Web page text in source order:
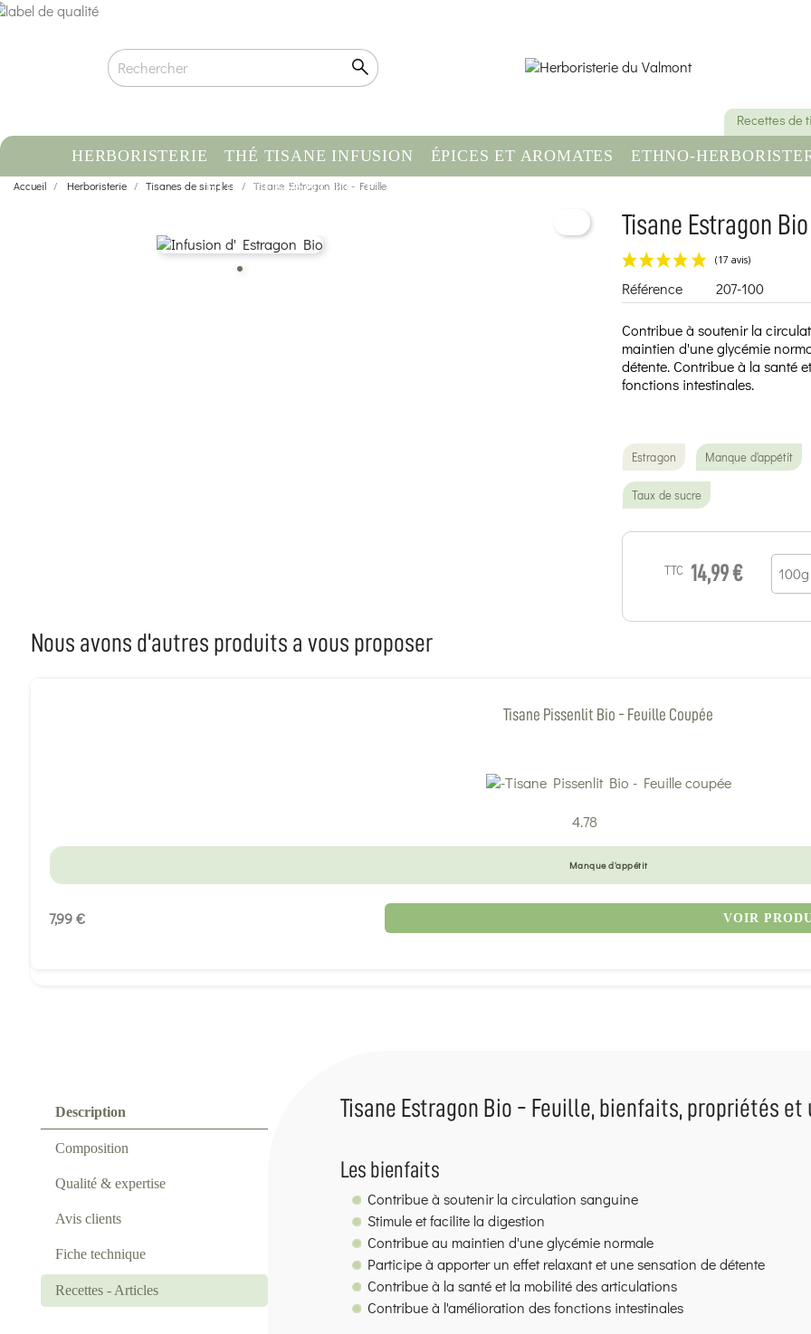
Recettes de
HERBORISTERIE THÉ TISANE INFUSION ÉPICES ET AROMATES ETHNO-
HUILE ESSENTIELLE
Accueil Herboristerie Tisanes de simples Tisane Estragon Bio - Feuille
Tisane Estragon
Référence 207-100
Contribue à soutenir la
maintien d'une glycémie
détente. Contribue à la santé
fonctions intestinales.
Estragon Manque d'appétit
Taux de sucre
TTC 14,99 €
Description
Composition
Qualité & expertise
Avis clients
Fiche technique
Recettes - Articles
Tisane Estragon Bio - Feuille, bienfaits, propriétés
Les bienfaits
Contribue à soutenir la circulation sanguine
Stimule et facilite la digestion
Contribue au maintien d'une glycémie normale
Participe à apporter un effet relaxant et une sensation de détente
Contribue à la santé et la mobilité des articulations
Contribue à l'amélioration des fonctions intestinales
Nous avons d'autres produits a vous proposer
Tisane Pissenlit Bio - Feuille Coupée
4.78
Manque d'appétit
7,99 € VOIR